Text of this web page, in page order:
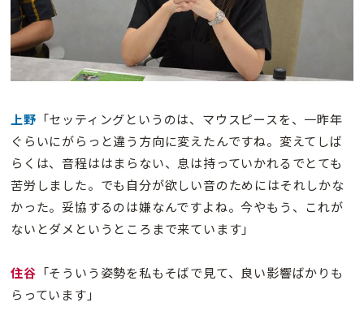
上野 「セッティングというのは、マウスピースを、一昨年
ぐらいにがらっと違う方向に変えたんですね。変えてしば
らくは、音程ははまらない、息は持っていかれるでとても
苦労しました。でも自分が欲しい音のためにはそれしかな
かった。妥協するのは嫌なんですよね。今やもう、これが
ないとダメというところまで来ています」
住谷 「そういう姿勢を私もそばで見て、良い影響ばかりも
らっています」